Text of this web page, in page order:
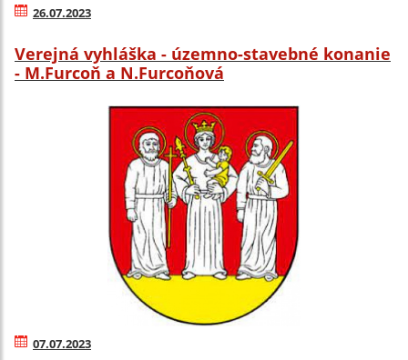
26.07.2023
Verejná vyhláška - územno-stavebné konanie
- M.Furcoň a N.Furcoňová
07.07.2023